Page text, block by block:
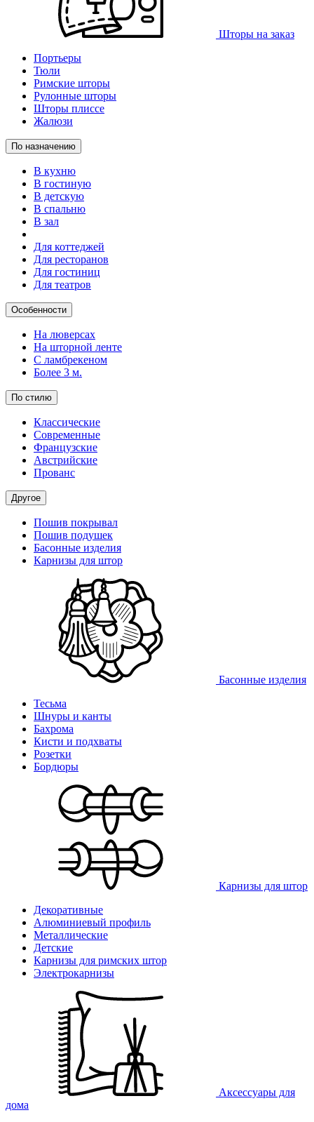
Шторы на заказ
Портьеры
Тюли
Римские шторы
Рулонные шторы
Шторы плиссе
Жалюзи
По назначению
В кухню
В гостиную
В детскую
В спальню
В зал
Для коттеджей
Для ресторанов
Для гостиниц
Для театров
Особенности
На люверсах
На шторной ленте
С ламбрекеном
Более 3 м.
По стилю
Классические
Современные
Французские
Австрийские
Прованс
Другое
Пошив покрывал
Пошив подушек
Басонные изделия
Карнизы для штор
Басонные изделия
Тесьма
Шнуры и канты
Бахрома
Кисти и подхваты
Розетки
Бордюры
Карнизы для штор
Декоративные
Алюминиевый профиль
Металлические
Детские
Карнизы для римских штор
Электрокарнизы
Аксессуары для
дома